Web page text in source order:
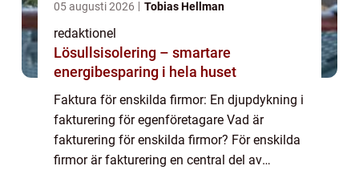
05 augusti 2026 Tobias Hellman
redaktionel
Lösullsisolering – smartare
energibesparing i hela huset
Faktura för enskilda firmor: En djupdykning i
fakturering för egenföretagare Vad är
fakturering för enskilda firmor? För enskilda
firmor är fakturering en central del av